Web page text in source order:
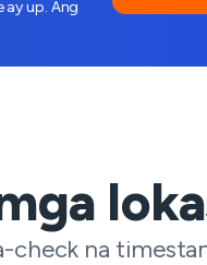
up. Ang
check na